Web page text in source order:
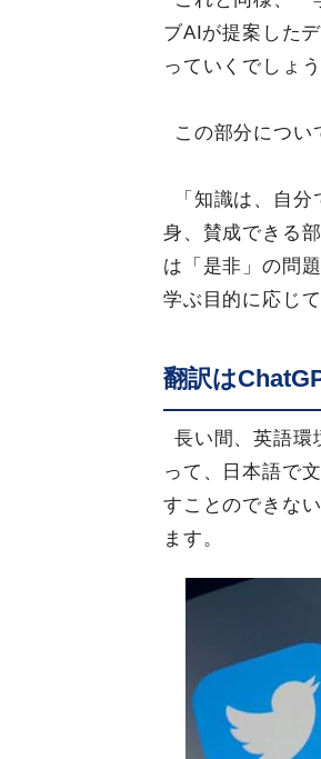
ブAIが提案した
っていくでしょう
この部分につい
「知識は、自
身、賛成できる
は「是非」の問
学ぶ目的に応じ
翻訳は
長い間、英語環
って、日本語で
すことのできな
ます。